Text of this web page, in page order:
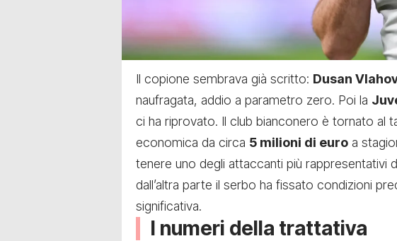
Il copione sembrava già scritto: Dusan
naufragata, addio a parametro zero. Poi la
ci ha riprovato. Il club bianconero è tornato al
economica da circa 5 milioni di euro a
tenere uno degli attaccanti più rappresentativi
dall’altra parte il serbo ha fissato condizioni
significativa.
I numeri della trattativa